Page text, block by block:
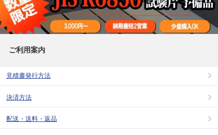
ご利用案内
見積書発行方法
決済方法
配送・送料・返品